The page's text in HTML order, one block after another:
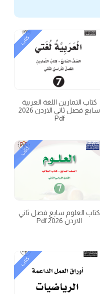
كتاب التمارين اللغة العربية
سابع فصل ثاني الاردن 2026
Pdf
كتاب
كتاب العلوم سابع فصل ثاني
الاردن 2026 Pdf
كتاب
كتاب